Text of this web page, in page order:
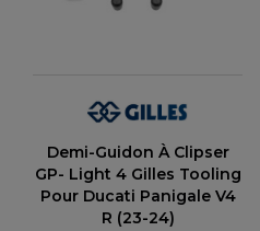
Demi-Guidon À Clipser
GP- Light 4 Gilles Tooling
Pour Ducati Panigale V4
R (23-24)